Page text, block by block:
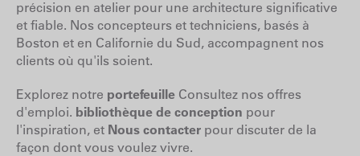
précision en atelier pour une architecture significative
et fiable. Nos concepteurs et techniciens, basés à
Boston et en Californie du Sud, accompagnent nos
clients où qu'ils soient.
Explorez notre portefeuille Consultez nos offres
d'emploi. bibliothèque de conception pour
l'inspiration, et Nous contacter pour discuter de la
façon dont vous voulez vivre.